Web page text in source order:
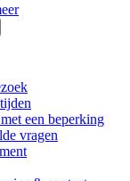
een beperking
vragen